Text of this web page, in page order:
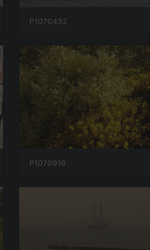
P1070432
P1070916